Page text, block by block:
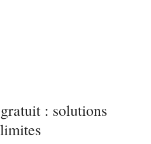
: solutions